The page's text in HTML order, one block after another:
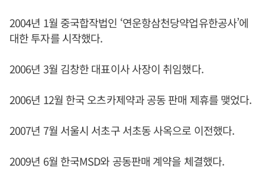
2004년 1월 중국합작법인 ‘연운항삼천당약업유한공사’에
대한 투자를 시작했다.
2006년 3월 김창한 대표이사 사장이 취임했다.
2006년 12월 한국 오츠카제약과 공동 판매 제휴를 맺었다.
2007년 7월 서울시 서초구 서초동 사옥으로 이전했다.
2009년 6월 한국MSD와 공동판매 계약을 체결했다.